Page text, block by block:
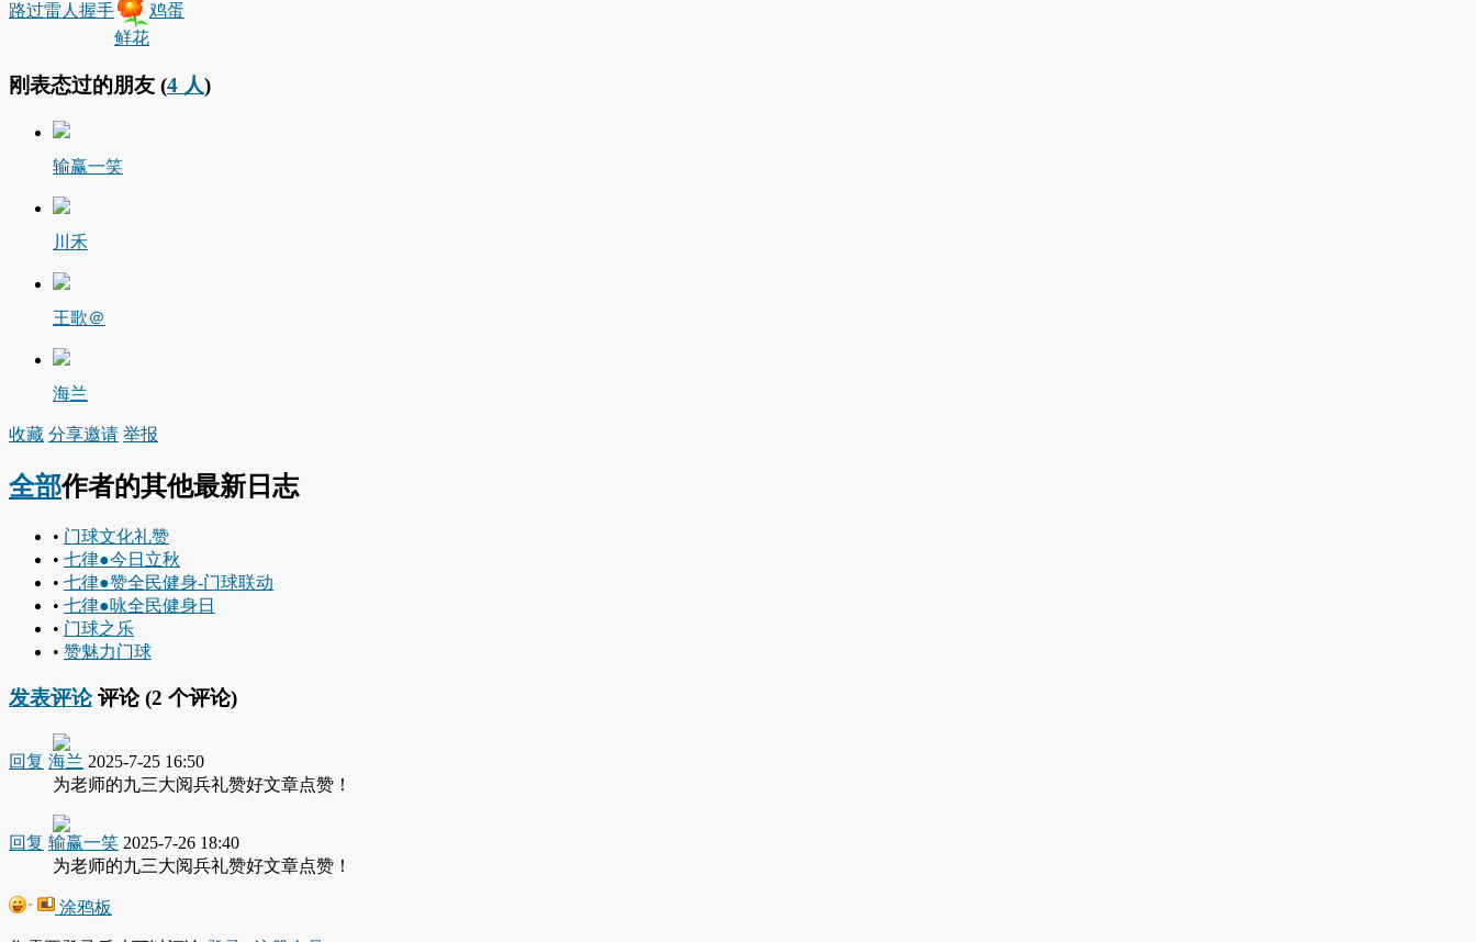
路过雷人 握手
鲜花
鸡蛋
刚表态过的朋友 (4 人)
输赢一笑
川禾
王歌＠
海兰
收藏 分享邀请 举报
全部作者的其他最新日志
• 门球文化礼赞
• 七律●今日立秋
• 七律●赞全民健身-门球联动
• 七律●咏全民健身日
• 门球之乐
• 赞魅力门球
发表评论评论 (2 个评论)
回复 海兰 2025-7-25 16:50
为老师的九三大阅兵礼赞好文章点赞！
回复 输赢一笑 2025-7-26 18:40
为老师的九三大阅兵礼赞好文章点赞！
涂鸦板